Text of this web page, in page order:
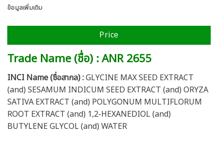
ข้อมูลเพิ่มเติม
Price
Trade Name (ชื่อ) : ANR 2655
INCI Name (ชื่อสากล) :GLYCINE MAX SEED EXTRACT
(and) SESAMUM INDICUM SEED EXTRACT (and) ORYZA
SATIVA EXTRACT (and) POLYGONUM MULTIFLORUM
ROOT EXTRACT (and) 1,2-HEXANEDIOL (and)
BUTYLENE GLYCOL (and) WATER